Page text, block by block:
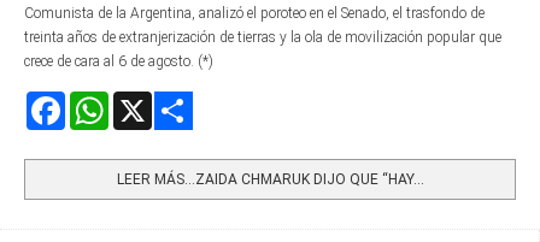
Comunista de la Argentina, analizó el poroteo en el Senado, el trasfondo de
treinta años de extranjerización de tierras y la ola de movilización popular que
crece de cara al 6 de agosto. (*)
FacebookWhatsApp
LEER MÁS…ZAIDA CHMARUK DIJO QUE “HAY...